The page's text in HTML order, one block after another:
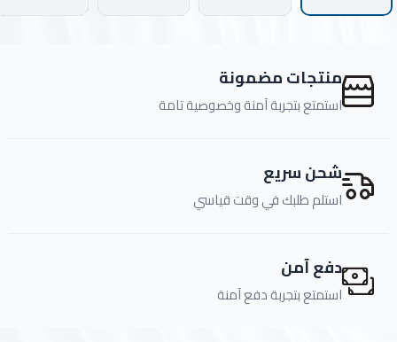
الالعاب المائية
المقالات
منتجات مضمونة
استمتع بتجربة آمنة وخصوصية تامة
شحن سريع
استلم طلبك في وقت قياسي
دفع آمن
استمتع بتجربة دفع آمنة